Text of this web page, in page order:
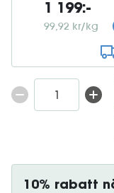
1 199:-
99,92 kr/kg
10% rabatt